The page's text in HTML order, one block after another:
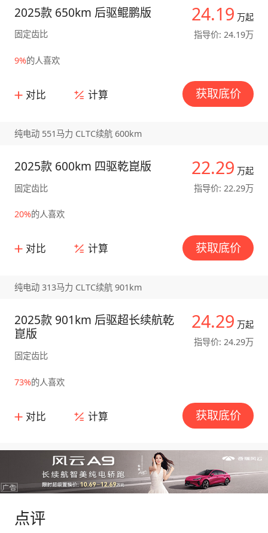
24.19 万起
指导价: 24.19万
2025款 650km 后驱鲲鹏版
固定齿比
9%的人喜欢
对比 计算 获取底价
纯电动 551马力 CLTC续航 600km
22.29 万起
指导价: 22.29万
2025款 600km 四驱乾崑版
固定齿比
20%的人喜欢
对比 计算 获取底价
纯电动 313马力 CLTC续航 901km
24.29 万起
指导价: 24.29万
2025款 901km 后驱超长续航乾
崑版
固定齿比
73%的人喜欢
对比 计算 获取底价
点评